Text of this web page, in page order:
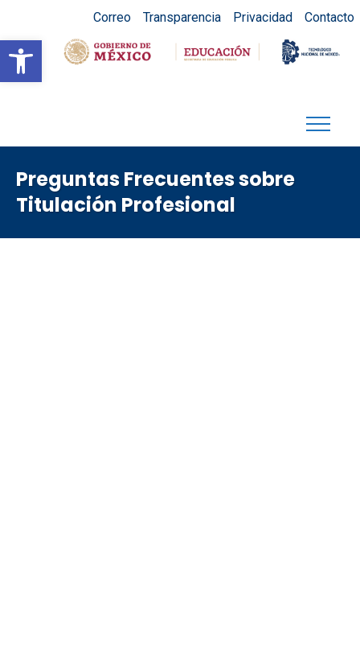
Abrir barra de herramientas
Correo Transparencia Privacidad Contacto
Preguntas Frecuentes sobre
Titulación Profesional